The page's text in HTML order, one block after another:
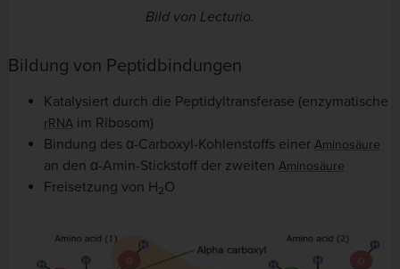
Bild von Lecturio.
Bildung von Peptidbindungen
Katalysiert durch die Peptidyltransferase (enzymatische
rRNA im Ribosom)
Bindung des α-Carboxyl-Kohlenstoffs einer Aminosäure
an den α-Amin-Stickstoff der zweiten Aminosäure
Freisetzung von H2O